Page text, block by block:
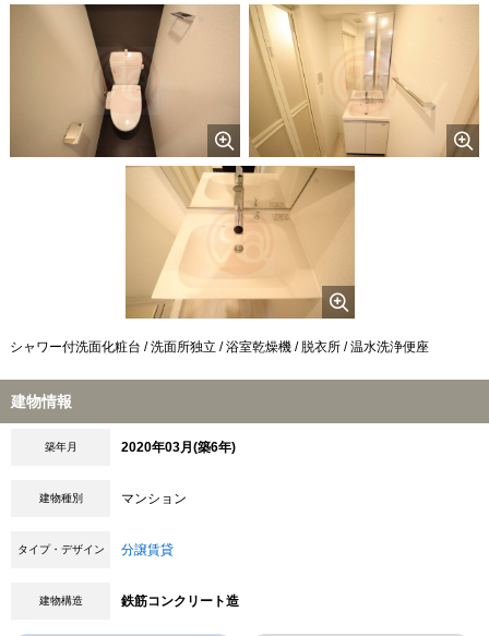
シャワー付洗面化粧台 / 洗面所独立 / 浴室乾燥機 / 脱衣所 / 温水洗浄便座
建物情報
築年月 2020年03月(築6年)
建物種別 マンション
タイプ・デザイン 分譲賃貸
建物構造 鉄筋コンクリート造